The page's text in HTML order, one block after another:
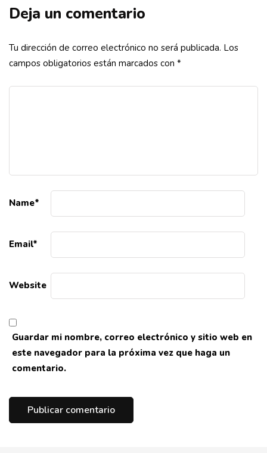
Deja un comentario
Tu dirección de correo electrónico no será publicada. Los
campos obligatorios están marcados con *
Name*
Email*
Website
Guardar mi nombre, correo electrónico y sitio web en
este navegador para la próxima vez que haga un
comentario.